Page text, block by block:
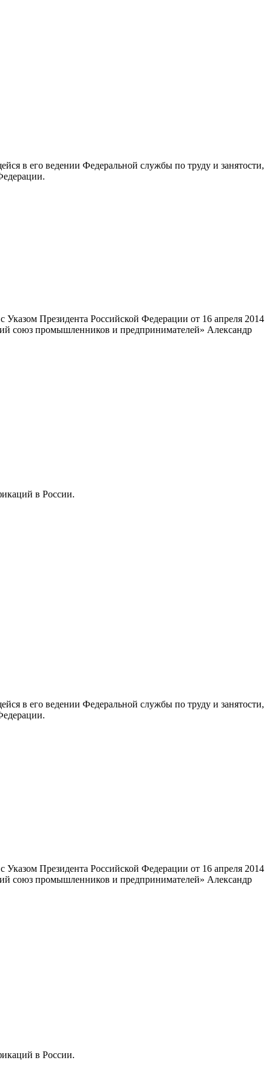
в его ведении Федеральной службы по труду и занятости,
Президента Российской Федерации от 16 апреля 2014
союз промышленников и предпринимателей» Александр
в России.
в его ведении Федеральной службы по труду и занятости,
Президента Российской Федерации от 16 апреля 2014
союз промышленников и предпринимателей» Александр
в России.